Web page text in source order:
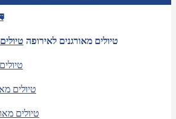
טיולים מאורגנים לאירופה
טיולים
טיולים